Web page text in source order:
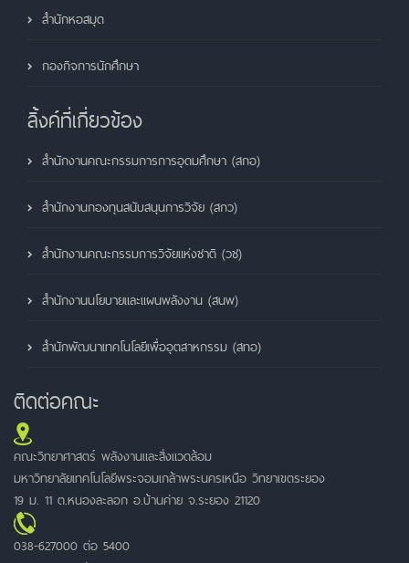
สำนักหอสมุด
กองกิจการนักศึกษา
ลิ้งค์ที่เกี่ยวข้อง
สำนักงานคณะกรรมการการอุดมศึกษา (สกอ)
สำนักงานกองทุนสนับสนุนการวิจัย (สกว)
สำนักงานคณะกรรมการวิจัยแห่งชาติ (วช)
สำนักงานนโยบายและแผนพลังงาน (สนพ)
สำนักพัฒนาเทคโนโลยีเพื่ออุตสาหกรรม (สทอ)
ติดต่อคณะ
คณะวิทยาศาสตร์ พลังงานและสิ่งแวดล้อม
มหาวิทยาลัยเทคโนโลยีพระจอมเกล้าพระนครเหนือ วิทยาเขตระยอง
19 ม. 11 ต.หนองละลอก อ.บ้านค่าย จ.ระยอง 21120
038-627000 ต่อ 5400